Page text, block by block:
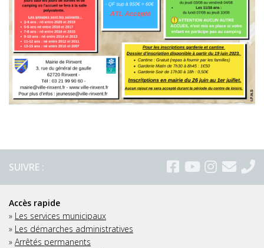
SUIVRE :
Accès rapide
» Les services municipaux
» Les démarches administratives
» Arrêtés permanents